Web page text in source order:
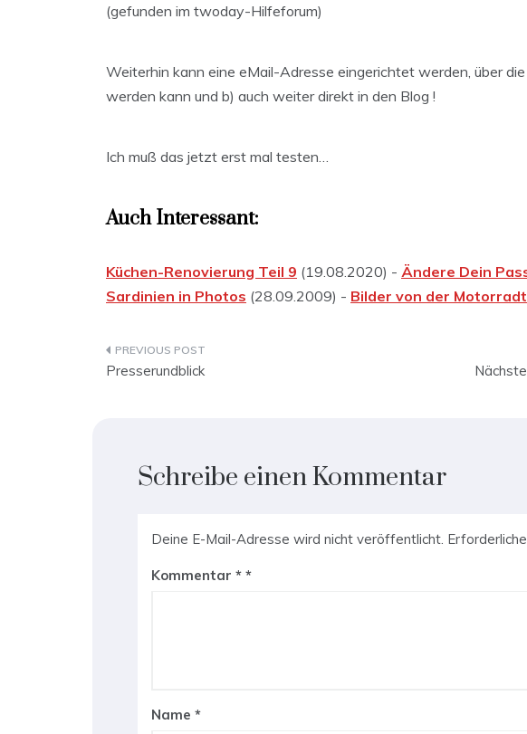
(gefunden im twoday-Hilfeforum)
Weiterhin kann eine eMail-Adresse eingerichtet werden, über
werden kann und b) auch weiter direkt in den Blog !
Ich muß das jetzt erst mal testen…
Auch Interessant:
Küchen-Renovierung Teil 9 (19.08.2020) - Ändere Dein
Sardinien in Photos (28.09.2009) - Bilder von der
Beitragsnavigation
Presserundblick
Schreibe einen Kommentar
Deine E-Mail-Adresse wird nicht veröffentlicht.
Kommentar *
Name *